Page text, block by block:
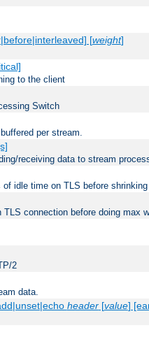
[weight]
to the client
Switch
per stream.
receiving data to stream
idle time on TLS before
connection before doing max
2
data.
header[value]